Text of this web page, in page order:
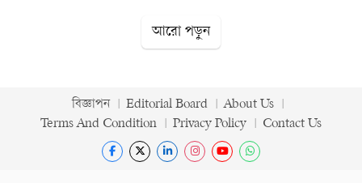
মাত্রা ছিল ৫ এবং এর গভীরতা ছিল ভূপৃষ্ঠের প্রায় ১০ কিলোমিটার
দ্রাঘিমাংশে।[TECHTARANGA-POST:536]মার্কিন ভূতাত্ত্বিক
জরিপ সংস্থা ইউএসজিএস জানিয়েছে, ভূমিকম্পটির উৎপত্তিস্থল ছিল
মিয়ানমারের সিদোকতাইয়া এলাকার প্রায় ১১ কিলোমিটার দূরে।
যদিও এখন পর্যন্ত কোনো হতাহত কিংবা বড় ধরনের ক্ষয়ক্ষতির খবর
আরো পড়ুন
বিজ্ঞাপন Editorial Board
About Us
Terms And Condition
Privacy Policy Contact Us